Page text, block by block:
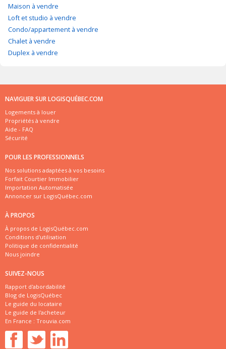
Maison à vendre
Loft et studio à vendre
Condo/appartement à vendre
Chalet à vendre
Duplex à vendre
NAVIGUER SUR LOGISQUÉBEC.COM
Logements à louer
Propriétés à vendre
Aide - FAQ
Sécurité
POUR LES PROFESSIONNELS
Nos solutions adaptées à vos besoins
Forfait Courtier Immobilier
Importation Automatisée
Annoncer sur LogisQuébec.com
À PROPOS
À propos de LogisQuébec.com
Conditions d'utilisation
Politique de confidentialité
Nous joindre
SUIVEZ-NOUS
Rapport d'abordabilité
Blog de LogisQuébec
Le guide du locataire
Le guide de l'acheteur
En France : Trouvia.com